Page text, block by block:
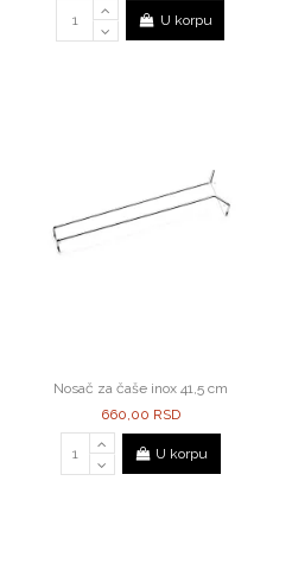
U korpu
Nosač za čaše inox 41,5 cm
660,00 RSD
U korpu